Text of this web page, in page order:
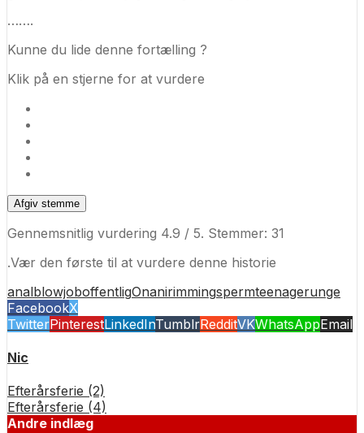
…….
Kunne du lide denne fortælling ?
Klik på en stjerne for at vurdere
Afgiv stemme
Gennemsnitlig vurdering 4.9 / 5. Stemmer: 31
.Vær den første til at vurdere denne historie
analblowjoboffentligOnanirimmingspermteenagerunge
FacebookX
TwitterPinterestLinkedInTumblrRedditVKWhatsAppEmail
Nic
Efterårsferie (2)
Efterårsferie (4)
Andre indlæg